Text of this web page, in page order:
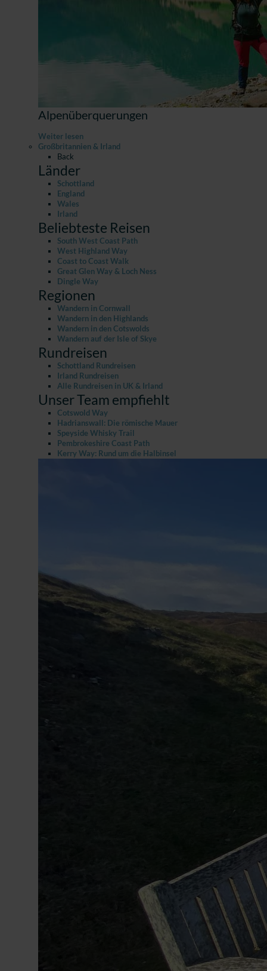
Alpenüberquerungen
Weiter lesen
Großbritannien & Irland
Back
Länder
Schottland
England
Wales
Irland
Beliebteste Reisen
South West Coast Path
West Highland Way
Coast to Coast Walk
Great Glen Way & Loch Ness
Dingle Way
Regionen
Wandern in Cornwall
Wandern in den Highlands
Wandern in den Cotswolds
Wandern auf der Isle of Skye
Rundreisen
Schottland Rundreisen
Irland Rundreisen
Alle Rundreisen in UK & Irland
Unser Team empfiehlt
Cotswold Way
Hadrianswall: Die römische Mauer
Speyside Whisky Trail
Pembrokeshire Coast Path
Kerry Way: Rund um die Halbinsel